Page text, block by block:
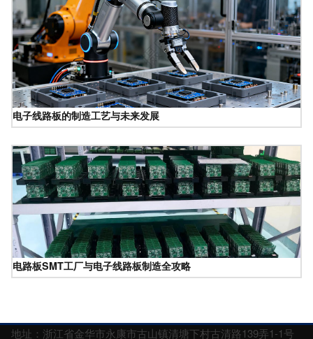
电子线路板的制造工艺与未来发展
电路板SMT工厂与电子线路板制造全攻略
地址：浙江省金华市永康市古山镇清塘下村古清路139弄1-1号